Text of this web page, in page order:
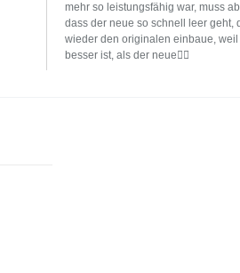
mehr so leistungsfähig war, muss
dass der neue so schnell leer geht,
wieder den originalen einbaue, weil
besser ist, als der neue🤷‍♂️